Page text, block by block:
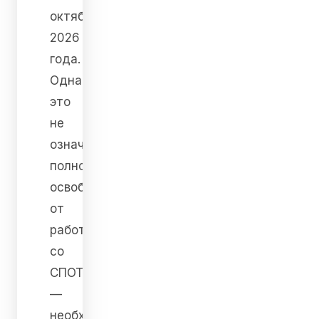
октября
2026
года.
Однако
это
не
означает
полного
освобождения
от
работы
со
СПОТ
—
необходимость